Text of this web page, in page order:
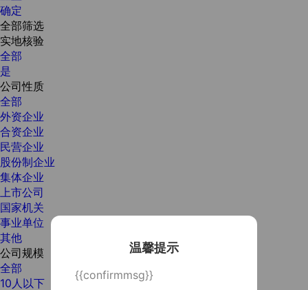
温馨提示
{{confirmmsg}}
确定
全部筛选
实地核验
全部
是
公司性质
全部
外资企业
合资企业
民营企业
股份制企业
集体企业
上市公司
国家机关
事业单位
其他
公司规模
全部
10人以下